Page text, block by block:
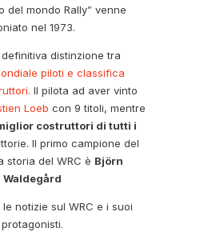
del mondo Rally” venne
nel 1973.
definitiva distinzione tra
piloti e classifica
Il pilota ad aver vinto
Loeb con 9 titoli, mentre
costruttori di tutti i
Il primo campione del
storia del WRC è Björn
Waldegård
notizie sul WRC e i suoi
protagonisti.